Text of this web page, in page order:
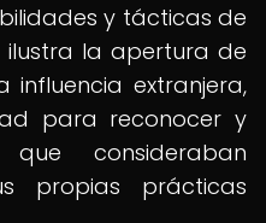
y tácticas de
ilustra la apertura de
extranjera,
para reconocer y
consideraban
propias prácticas